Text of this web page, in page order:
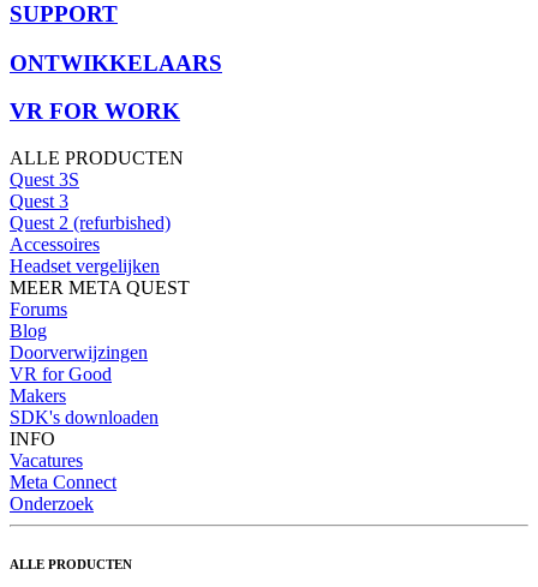
SUPPORT
ONTWIKKELAARS
VR FOR WORK
ALLE PRODUCTEN
Quest 3S
Quest 3
Quest 2 (refurbished)
Accessoires
Headset vergelijken
MEER META QUEST
Forums
Blog
Doorverwijzingen
VR for Good
Makers
SDK's downloaden
INFO
Vacatures
Meta Connect
Onderzoek
ALLE PRODUCTEN